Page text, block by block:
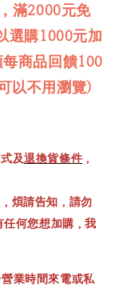
滿2000元免
選購1000元加
商品回饋100
以不用瀏覽)
及退換貨條件 ，
煩請告知，請勿
何您想加購，我
業時間來電或私